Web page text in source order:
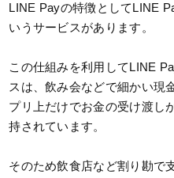
LINE Payの特徴としてLINE
いうサービスがあります。
この仕組みを利用してLINE
スは、飲み会などで細かい現
プリ上だけでお金の受け渡し
持されています。
そのため飲食店など割り勘で